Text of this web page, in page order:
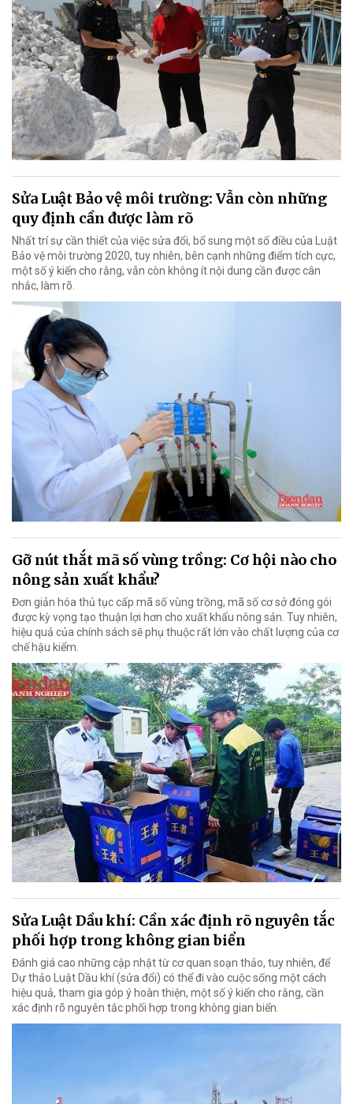
Sửa Luật Bảo vệ môi trường: Vẫn còn những
quy định cần được làm rõ
Nhất trí sự cần thiết của việc sửa đổi, bổ sung một số điều của Luật
Bảo vệ môi trường 2020, tuy nhiên, bên cạnh những điểm tích cực,
một số ý kiến cho rằng, vẫn còn không ít nội dung cần được cân
nhắc, làm rõ.
Gỡ nút thắt mã số vùng trồng: Cơ hội nào cho
nông sản xuất khẩu?
Đơn giản hóa thủ tục cấp mã số vùng trồng, mã số cơ sở đóng gói
được kỳ vọng tạo thuận lợi hơn cho xuất khẩu nông sản. Tuy nhiên,
hiệu quả của chính sách sẽ phụ thuộc rất lớn vào chất lượng của cơ
chế hậu kiểm.
Sửa Luật Dầu khí: Cần xác định rõ nguyên tắc
phối hợp trong không gian biển
Đánh giá cao những cập nhật từ cơ quan soạn thảo, tuy nhiên, để
Dự thảo Luật Dầu khí (sửa đổi) có thể đi vào cuộc sống một cách
hiệu quả, tham gia góp ý hoàn thiện, một số ý kiến cho rằng, cần
xác định rõ nguyên tắc phối hợp trong không gian biển.